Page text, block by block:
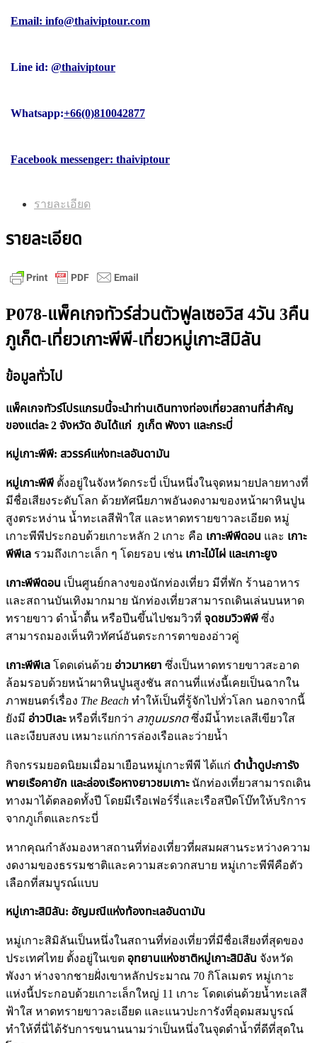
Email: info@thaiviptour.com
Line id: @thaiviptour
Whatsapp:+66(0)810042877
Facebook messenger: thaiviptour
รายละเอียด
รายละเอียด
P078-แพ็คเกจทัวร์ส่วนตัวฟูลเซอวิส 4วัน 3คืน
ภูเก็ต-เที่ยวเกาะพีพี-เที่ยวหมู่เกาะสิมิลัน
ข้อมูลทั่วไป
แพ็คเกจทัวร์โปรแกรมนี้จะนำท่านเดินทางท่องเที่ยวสถานที่สำคัญ
ของแต่ละ 2 จังหวัด อันได้แก่ ภูเก็ต พังงา และกระบี่
หมู่เกาะพีพี: สวรรค์แห่งทะเลอันดามัน
หมู่เกาะพีพี ตั้งอยู่ในจังหวัดกระบี่ เป็นหนึ่งในจุดหมายปลายทางที่
มีชื่อเสียงระดับโลก ด้วยทัศนียภาพอันงดงามของหน้าผาหินปูน
สูงตระหง่าน น้ำทะเลสีฟ้าใส และหาดทรายขาวละเอียด หมู่
เกาะพีพีประกอบด้วยเกาะหลัก 2 เกาะ คือ เกาะพีพีดอน และ เกาะ
พีพีเล รวมถึงเกาะเล็ก ๆ โดยรอบ เช่น เกาะไม้ไผ่ และเกาะยูง
เกาะพีพีดอน เป็นศูนย์กลางของนักท่องเที่ยว มีที่พัก ร้านอาหาร
และสถานบันเทิงมากมาย นักท่องเที่ยวสามารถเดินเล่นบนหาด
ทรายขาว ดำน้ำตื้น หรือปีนขึ้นไปชมวิวที่ จุดชมวิวพีพี ซึ่ง
สามารถมองเห็นทิวทัศน์อันตระการตาของอ่าวคู่
เกาะพีพีเล โดดเด่นด้วย อ่าวมาหยา ซึ่งเป็นหาดทรายขาวสะอาด
ล้อมรอบด้วยหน้าผาหินปูนสูงชัน สถานที่แห่งนี้เคยเป็นฉากใน
ภาพยนตร์เรื่อง The Beach ทำให้เป็นที่รู้จักไปทั่วโลก นอกจากนี้
ยังมี อ่าวปิเละหรือที่เรียกว่า ลากูนมรกตซึ่งมีน้ำทะเลสีเขียวใส
และเงียบสงบ เหมาะแก่การล่องเรือและว่ายน้ำ
กิจกรรมยอดนิยมเมื่อมาเยือนหมู่เกาะพีพี ได้แก่ ดำน้ำดูปะการัง
พายเรือคายัก และล่องเรือหางยาวชมเกาะนักท่องเที่ยวสามารถเดิน
ทางมาได้ตลอดทั้งปี โดยมีเรือเฟอร์รี่และเรือสปีดโบ๊ทให้บริการ
จากภูเก็ตและกระบี่
หากคุณกำลังมองหาสถานที่ท่องเที่ยวที่ผสมผสานระหว่างความ
งดงามของธรรมชาติและความสะดวกสบาย หมู่เกาะพีพีคือตัว
เลือกที่สมบูรณ์แบบ
หมู่เกาะสิมิลัน: อัญมณีแห่งท้องทะเลอันดามัน
หมู่เกาะสิมิลันเป็นหนึ่งในสถานที่ท่องเที่ยวที่มีชื่อเสียงที่สุดของ
ประเทศไทย ตั้งอยู่ในเขต อุทยานแห่งชาติหมู่เกาะสิมิลัน จังหวัด
พังงา ห่างจากชายฝั่งเขาหลักประมาณ 70 กิโลเมตร หมู่เกาะ
แห่งนี้ประกอบด้วยเกาะเล็กใหญ่ 11 เกาะ โดดเด่นด้วยน้ำทะเลสี
ฟ้าใส หาดทรายขาวละเอียด และแนวปะการังที่อุดมสมบูรณ์
ทำให้ที่นี่ได้รับการขนานนามว่าเป็นหนึ่งในจุดดำน้ำที่ดีที่สุดใน